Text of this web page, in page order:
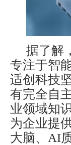
据了解
专注于智
适创科技
有完全自
业领域知
为企业提
大脑、AI